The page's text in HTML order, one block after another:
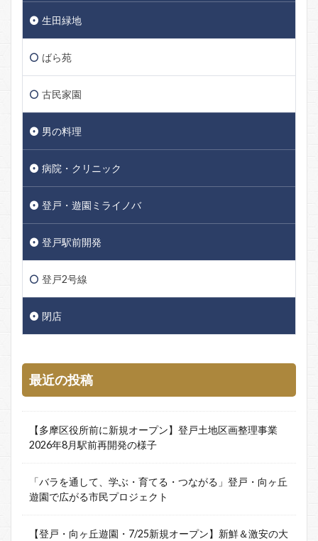
生田緑地
ばら苑
古民家園
男の料理
病院・クリニック
登戸・遊園ミライノバ
登戸駅前開発
登戸2号線
閉店
最近の投稿
【多摩区役所前に新規オープン】登戸土地区画整理事業
2026年8月駅前再開発の様子
「バラを通して、学ぶ・育てる・つながる」登戸・向ヶ丘
遊園で広がる市民プロジェクト
【登戸・向ヶ丘遊園・7/25新規オープン】新鮮＆激安の大